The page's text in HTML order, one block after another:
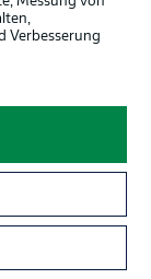
auf uns zu."
Verbesserung